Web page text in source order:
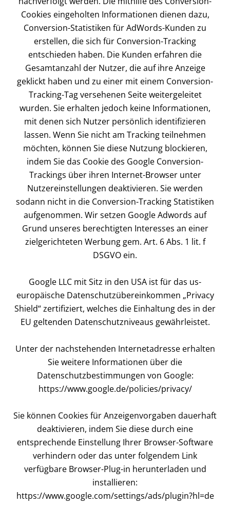
Cookies eingeholten Informationen dienen dazu,
Conversion-Statistiken für AdWords-Kunden zu
erstellen, die sich für Conversion-Tracking
entschieden haben. Die Kunden erfahren die
Gesamtanzahl der Nutzer, die auf ihre Anzeige
geklickt haben und zu einer mit einem Conversion-
Tracking-Tag versehenen Seite weitergeleitet
wurden. Sie erhalten jedoch keine Informationen,
mit denen sich Nutzer persönlich identifizieren
lassen. Wenn Sie nicht am Tracking teilnehmen
möchten, können Sie diese Nutzung blockieren,
indem Sie das Cookie des Google Conversion-
Trackings über ihren Internet-Browser unter
Nutzereinstellungen deaktivieren. Sie werden
sodann nicht in die Conversion-Tracking Statistiken
aufgenommen. Wir setzen Google Adwords auf
Grund unseres berechtigten Interesses an einer
zielgerichteten Werbung gem. Art. 6 Abs. 1 lit. f
DSGVO ein.
Google LLC mit Sitz in den USA ist für das us-
europäische Datenschutzübereinkommen „Privacy
Shield“ zertifiziert, welches die Einhaltung des in der
EU geltenden Datenschutzniveaus gewährleistet.
Unter der nachstehenden Internetadresse erhalten
Sie weitere Informationen über die
Datenschutzbestimmungen von Google:
https://www.google.de/policies/privacy/
Sie können Cookies für Anzeigenvorgaben dauerhaft
deaktivieren, indem Sie diese durch eine
entsprechende Einstellung Ihrer Browser-Software
verhindern oder das unter folgendem Link
verfügbare Browser-Plug-in herunterladen und
installieren:
https://www.google.com/settings/ads/plugin?hl=de